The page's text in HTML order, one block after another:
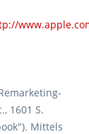
1601 S.
Mittels